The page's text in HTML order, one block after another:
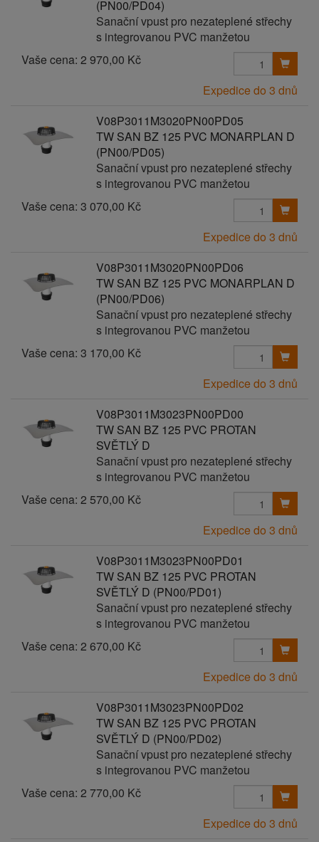
(PN00/PD04)
Sanační vpust pro nezateplené střechy
s integrovanou PVC manžetou
Vaše cena: 2 970,00 Kč
Expedice do 3 dnů
V08P3011M3020PN00PD05
TW SAN BZ 125 PVC MONARPLAN D
(PN00/PD05)
Sanační vpust pro nezateplené střechy
s integrovanou PVC manžetou
Vaše cena: 3 070,00 Kč
Expedice do 3 dnů
V08P3011M3020PN00PD06
TW SAN BZ 125 PVC MONARPLAN D
(PN00/PD06)
Sanační vpust pro nezateplené střechy
s integrovanou PVC manžetou
Vaše cena: 3 170,00 Kč
Expedice do 3 dnů
V08P3011M3023PN00PD00
TW SAN BZ 125 PVC PROTAN
SVĚTLÝ D
Sanační vpust pro nezateplené střechy
s integrovanou PVC manžetou
Vaše cena: 2 570,00 Kč
Expedice do 3 dnů
V08P3011M3023PN00PD01
TW SAN BZ 125 PVC PROTAN
SVĚTLÝ D (PN00/PD01)
Sanační vpust pro nezateplené střechy
s integrovanou PVC manžetou
Vaše cena: 2 670,00 Kč
Expedice do 3 dnů
V08P3011M3023PN00PD02
TW SAN BZ 125 PVC PROTAN
SVĚTLÝ D (PN00/PD02)
Sanační vpust pro nezateplené střechy
s integrovanou PVC manžetou
Vaše cena: 2 770,00 Kč
Expedice do 3 dnů